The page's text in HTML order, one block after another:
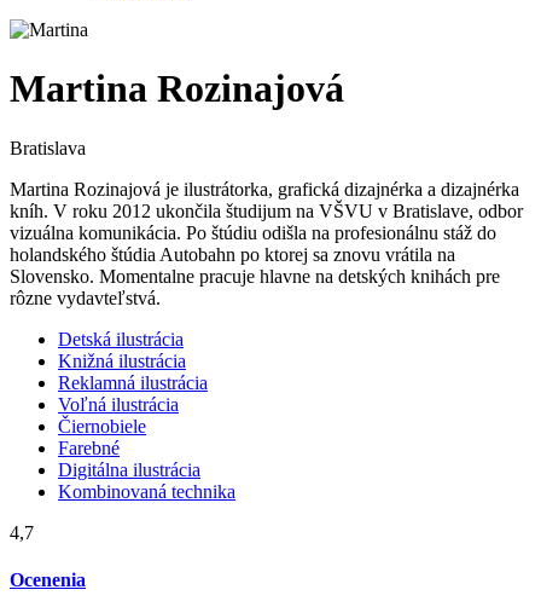
Martina Rozinajová
Bratislava
Martina Rozinajová je ilustrátorka, grafická dizajnérka a dizajnérka
kníh. V roku 2012 ukončila študijum na VŠVU v Bratislave, odbor
vizuálna komunikácia. Po štúdiu odišla na profesionálnu stáž do
holandského štúdia Autobahn po ktorej sa znovu vrátila na
Slovensko. Momentalne pracuje hlavne na detských knihách pre
rôzne vydavteľstvá.
Detská ilustrácia
Knižná ilustrácia
Reklamná ilustrácia
Voľná ilustrácia
Čiernobiele
Farebné
Digitálna ilustrácia
Kombinovaná technika
4,7
Ocenenia